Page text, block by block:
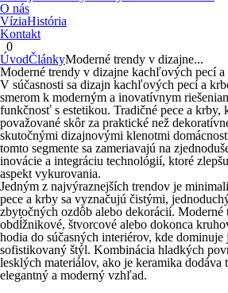
O nás
VíziaHistória
Kontakt
0
ÚvodČlánkyModerné trendy v dizajne...
Moderné trendy v dizajne kachľových pecí
V súčasnosti sa dizajn kachľových pecí a
smerom k moderným a inovatívnym
funkčnosť s estetikou. Tradičné pece a krby,
považované skôr za praktické než
skutočnými dizajnovými klenotmi
tomto segmente sa zameriavajú na
inovácie a integráciu technológií, ktoré
aspekt vykurovania.
Jedným z najvýraznejších trendov je
pece a krby sa vyznačujú čistými,
zbytočných ozdôb alebo dekorácií. Moderné
obdĺžnikové, štvorcové alebo dokonca
hodia do súčasných interiérov, kde dominuje
sofistikovaný štýl. Kombinácia hladkých
lesklých materiálov, ako je keramika dodáva
elegantný a moderný vzhľad.